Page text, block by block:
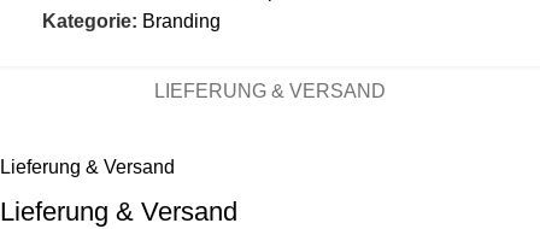
Kategorie: Branding
LIEFERUNG & VERSAND
Lieferung & Versand
Lieferung & Versand